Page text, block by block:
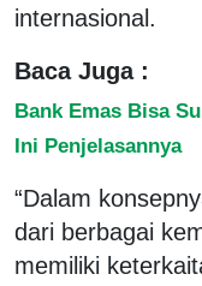
internasional.
Baca Juga :
Bank Emas Bisa
Ini Penjelasannya
“Dalam
dari berbagai
memiliki